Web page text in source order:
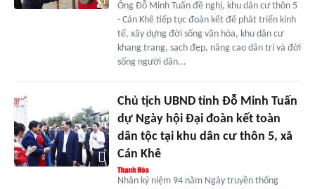
Ông Đỗ Minh Tuấn đề nghị, khu dân cư thôn 5
- Cán Khê tiếp tục đoàn kết để phát triển kinh
tế, xây dựng đời sống văn hóa, khu dân cư
khang trang, sạch đẹp, nâng cao dân trí và đời
sống người dân...
Chủ tịch UBND tỉnh Đỗ Minh Tuấn
dự Ngày hội Đại đoàn kết toàn
dân tộc tại khu dân cư thôn 5, xã
Cán Khê
Nhân kỷ niệm 94 năm Ngày truyền thống